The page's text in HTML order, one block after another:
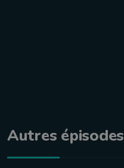
Autres épisodes